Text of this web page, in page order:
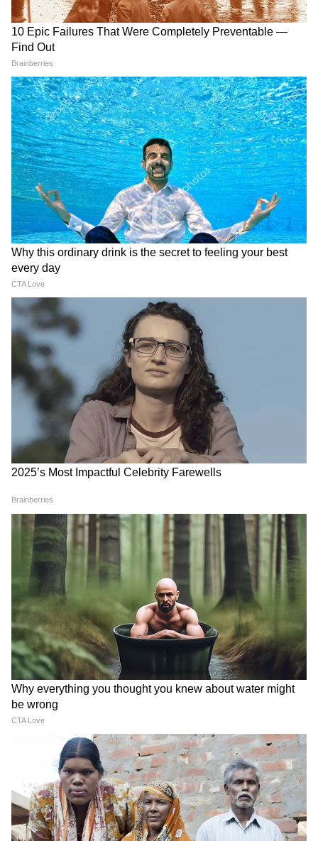
रायपुर की छात्राओं ने BRICS में
किया कमाल, 'स्पंज सिटी' से जीता
दिल
राम मंदिर चंदा चोरी, छात्र प्रदर्शन पर
LATEST VIDEOS
Atiq Ahmed के बेटे की मौत पर घर पहुंचे
Akhilesh Yadav के विधायक, जमकर हो रही
फजीहत!
समुद्र की तरह क्यों हिल रहा था मोरबी के कुएं का
पानी? खुल गया सबसे बड़ा राज